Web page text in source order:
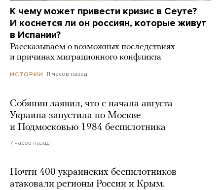
К чему может привести кризис в Сеуте?
И коснется ли он россиян, которые живут
в Испании?
Рассказываем о возможных последствиях
и причинах миграционного конфликта
ИСТОРИИ 11 часов назад
Собянин заявил, что с начала августа
Украина запустила по Москве
и Подмосковью 1984 беспилотника
7 часов назад
Почти 400 украинских беспилотников
атаковали регионы России и Крым.